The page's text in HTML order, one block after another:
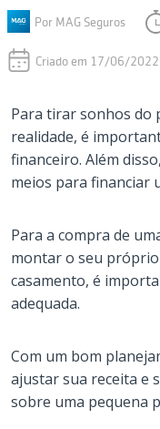
Por MAG Seguros
Criado em 17/06/
Para tirar sonhos do
realidade, é
financeiro. Além
meios para financiar
Para a compra de
montar o seu
casamento, é
adequada.
Com um bom
ajustar sua receita e
sobre uma pequena